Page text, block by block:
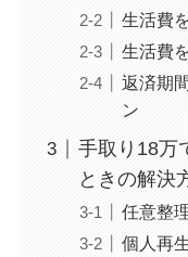
生活費
生活費
返済期
ン
手取り18万
ときの解決
任意整
個人再